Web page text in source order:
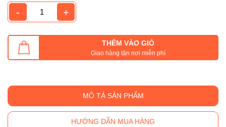
- +
THÊM VÀO GIỎ
Giao hàng tận nơi miễn phí
MÔ TẢ SẢN PHẨM
HƯỚNG DẪN MUA HÀNG